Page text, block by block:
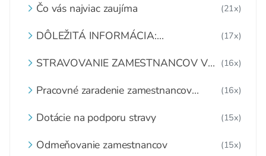
Čo vás najviac zaujíma (21x)
DÔLEŽITÁ INFORMÁCIA:
A RECEPTÚRY
(17x)
STRAVOVANIE ZAMESTNANCOV V
(16x)
Pracovné zaradenie zamestnancov
(16x)
Dotácie na podporu stravy (15x)
Odmeňovanie zamestnancov (15x)